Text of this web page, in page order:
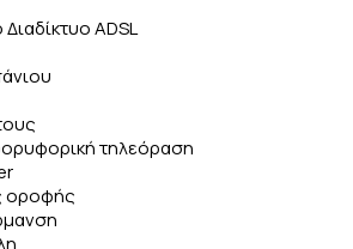
ADSL
τηλεόραση
οροφής